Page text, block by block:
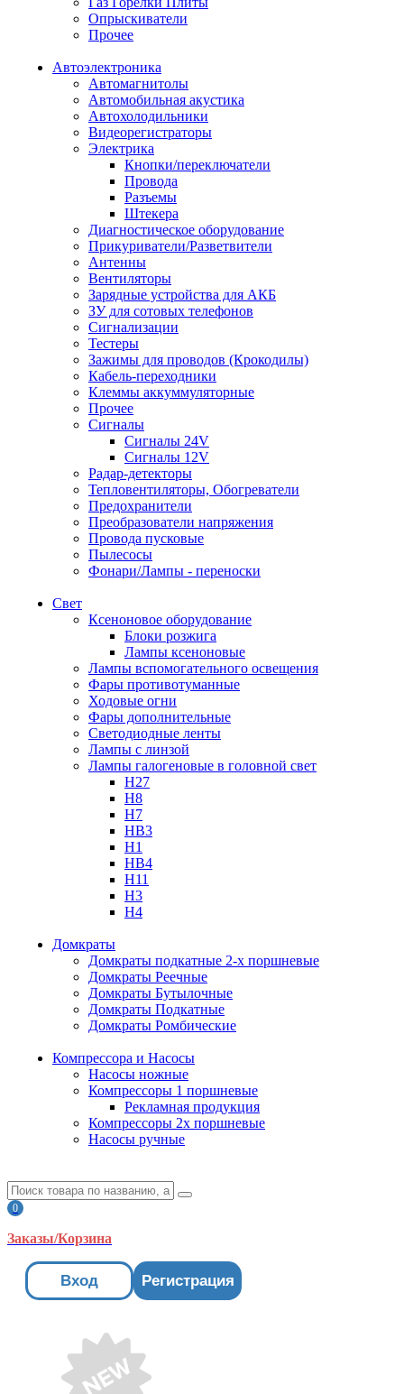
Опрыскиватели
Прочее
Автоэлектроника
Автомагнитолы
Автомобильная акустика
Автохолодильники
Видеорегистраторы
Электрика
Кнопки/переключатели
Провода
Разъемы
Штекера
Диагностическое оборудование
Прикуриватели/Разветвители
Антенны
Вентиляторы
Зарядные устройства для АКБ
ЗУ для сотовых телефонов
Сигнализации
Тестеры
Зажимы для проводов (Крокодилы)
Кабель-переходники
Клеммы аккуммуляторные
Прочее
Сигналы
Сигналы 24V
Сигналы 12V
Радар-детекторы
Тепловентиляторы, Обогреватели
Предохранители
Преобразователи напряжения
Провода пусковые
Пылесосы
Фонари/Лампы - переноски
Свет
Ксеноновое оборудование
Блоки розжига
Лампы ксеноновые
Лампы вспомогательного освещения
Фары противотуманные
Ходовые огни
Фары дополнительные
Светодиодные ленты
Лампы с линзой
Лампы галогеновые в головной свет
H27
H8
H7
HB3
H1
HB4
H11
H3
H4
Домкраты
Домкраты подкатные 2-х поршневые
Домкраты Реечные
Домкраты Бутылочные
Домкраты Подкатные
Домкраты Ромбические
Компрессора и Насосы
Насосы ножные
Компрессоры 1 поршневые
Рекламная продукция
Компрессоры 2х поршневые
Насосы ручные
0
Заказы/Корзина
Вход Регистрация